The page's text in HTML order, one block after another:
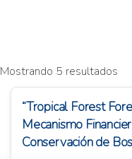
Mostrando 5 resultados
“Tropical Forest
Mecanismo
Conservación de